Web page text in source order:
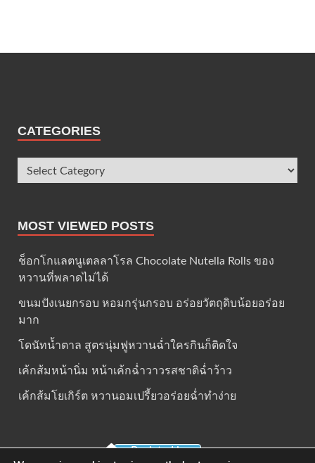
CATEGORIES
MOST VIEWED POSTS
ช็อกโกแลตนูเตลลาโรล Chocolate Nutella Rolls ของ
หวานที่พลาดไม่ได้
ขนมปังเนยกรอบ หอมกรุ่นกรอบ อร่อยวัตถุดิบน้อยอร่อย
มาก
โดนัทน้ำตาล สูตรนุ่มฟูหวานฉ่ำใครกินก็ติดใจ
เค้กส้มหน้านิ่ม หน้าเค้กฉ่ำวาวรสชาติฉ่ำว้าว
เค้กส้มโยเกิร์ต หวานอมเปรี้ยวอร่อยฉ่ำทำง่าย
Back to Home